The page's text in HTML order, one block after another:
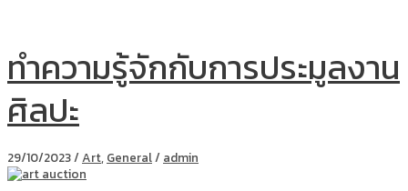
ทำความรู้จักกับการประมูลงาน
ศิลปะ
29/10/2023/Art, General/ admin